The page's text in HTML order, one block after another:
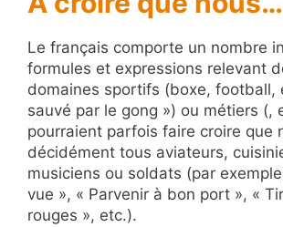
Le français comporte un nombre
formules et expressions relevant
domaines sportifs (boxe, football,
sauvé par le gong ») ou métiers (,
pourraient parfois faire croire que
décidément tous aviateurs,
musiciens ou soldats (par
vue », « Parvenir à bon port », «
rouges », etc.).